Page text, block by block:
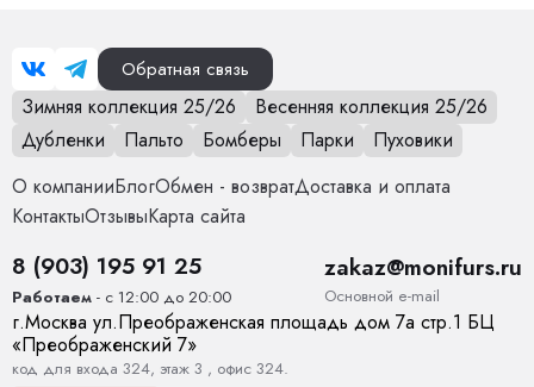
Обратная связь
Зимняя коллекция 25/26
Весенняя коллекция 25/26
Дубленки
Пальто Бомберы Парки
Пуховики
О компанииБлогОбмен - возвратДоставка и оплата
КонтактыОтзывыКарта сайта
8 (903) 195 91 25
Работаем - с 12:00 до 20:00
zakaz@monifurs.ru
Основной е-mail
г.Москва ул.Преображенская площадь дом 7а стр.1 БЦ
«Преображенский 7»
код для входа 324, этаж 3 , офис 324.